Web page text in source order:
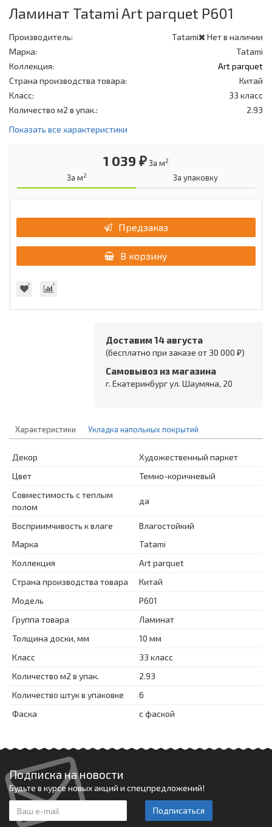
Ламинат Tatami Art parquet P601
Нет в наличии
Производитель:
Tatami
Марка:
Tatami
Коллекция:
Art parquet
Страна производства товара:
Китай
Класс:
33 класс
Количество м2 в упак.:
2.93
Показать все характеристики
1 039 ₽За м2
За м2 За упаковку
Предзаказ
В корзину
Доставим 14 августа
(бесплатно при заказе от 30 000 ₽)
Самовывоз из магазина
г. Екатеринбург ул. Шаумяна, 20
Характеристики Укладка напольных покрытий
Декор
Художественный паркет
Цвет
Темно-коричневый
Совместимость с теплым
полом
да
Восприимчивость к влаге
Влагостойкий
Марка
Tatami
Коллекция
Art parquet
Страна производства товара
Китай
Модель
P601
Группа товара
Ламинат
Толщина доски, мм
10 мм
Класс
33 класс
Количество м2 в упак.
2.93
Количество штук в упаковке
6
Фаска
с фаской
Подписка на новости
Будьте в курсе новых акций и спецпредложений!
Подписаться